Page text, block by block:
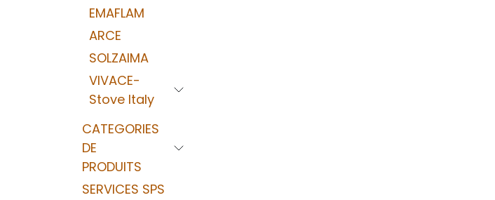
EMAFLAM
ARCE
SOLZAIMA
VIVACE-
Stove Italy
CATEGORIES
DE
PRODUITS
SERVICES SPS